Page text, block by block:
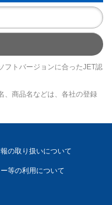
フトバージョンに合ったJET認
、商品名などは、各社の登録
の取り扱いについて
等の利用について